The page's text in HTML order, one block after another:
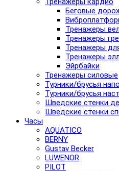
Беговые
Тренажеры
Тренажеры
Тренажеры
Тренажеры
Эйрбайки
Тренажеры силовые
Турники/брусья
Турники/брусья
Шведские стенки
Шведские стенки
Часы
AQUATICO
BERNY
Gustav Becker
LUWENOR
PILOT